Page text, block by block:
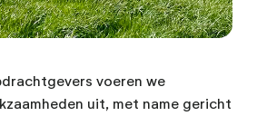
voeren we
uit, met name gericht